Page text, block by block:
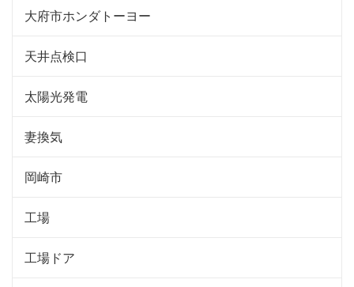
大府市ホンダトーヨー
天井点検口
太陽光発電
妻換気
岡崎市
工場
工場ドア